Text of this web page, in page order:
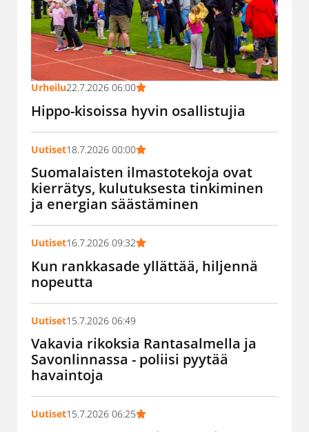
Urheilu22.7.2026 06:00
Hippo-kisoissa hyvin osallistujia
Uutiset18.7.2026 00:00
Suomalaisten ilmastotekoja ovat
kierrätys, kulutuksesta tinkiminen
ja energian säästäminen
Uutiset16.7.2026 09:32
Kun rankkasade yllättää, hiljennä
nopeutta
Uutiset15.7.2026 06:49
Vakavia rikoksia Rantasalmella ja
Savonlinnassa - poliisi pyytää
havaintoja
Uutiset15.7.2026 06:25